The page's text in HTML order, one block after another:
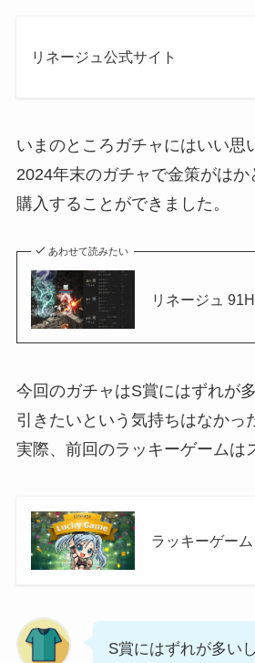
リネージュ公式サイト
いまのところガチャにはいい思
2024年末のガチャで金策がはか
購入することができました。
あわせて読みたい
リネージュ
今回のガチャはS賞にはずれが
引きたいという気持ちはなかっ
実際、前回のラッキーゲームは
ラッキーゲーム
S賞にはずれが多い